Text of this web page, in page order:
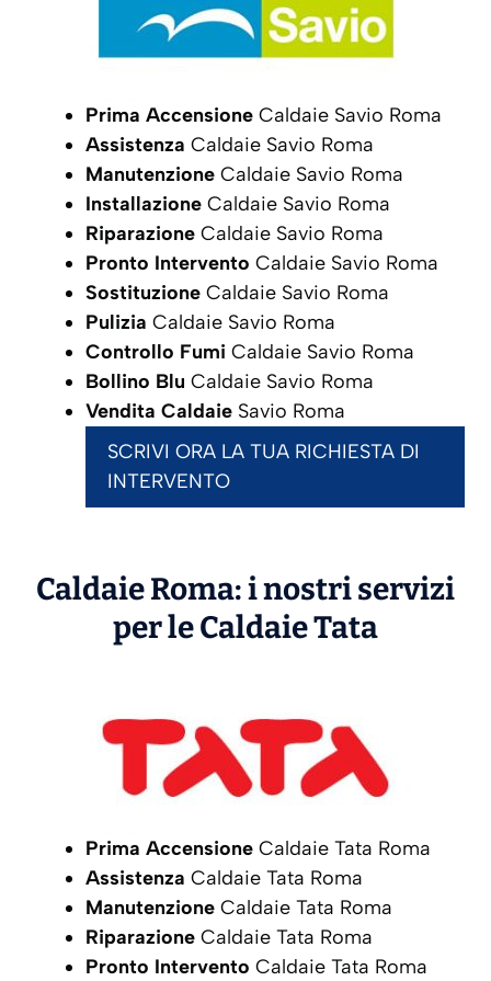
Prima Accensione Caldaie Savio Roma
Assistenza Caldaie Savio Roma
Manutenzione Caldaie Savio Roma
Installazione Caldaie Savio Roma
Riparazione Caldaie Savio Roma
Pronto Intervento Caldaie Savio Roma
Sostituzione Caldaie Savio Roma
Pulizia Caldaie Savio Roma
Controllo Fumi Caldaie Savio Roma
Bollino Blu Caldaie Savio Roma
Vendita Caldaie Savio Roma
SCRIVI ORA LA TUA RICHIESTA DI
INTERVENTO
Caldaie Roma: i nostri servizi
per le CaldaieTata
Prima Accensione Caldaie Tata Roma
Assistenza Caldaie Tata Roma
Manutenzione Caldaie Tata Roma
Riparazione Caldaie Tata Roma
Pronto Intervento Caldaie Tata Roma